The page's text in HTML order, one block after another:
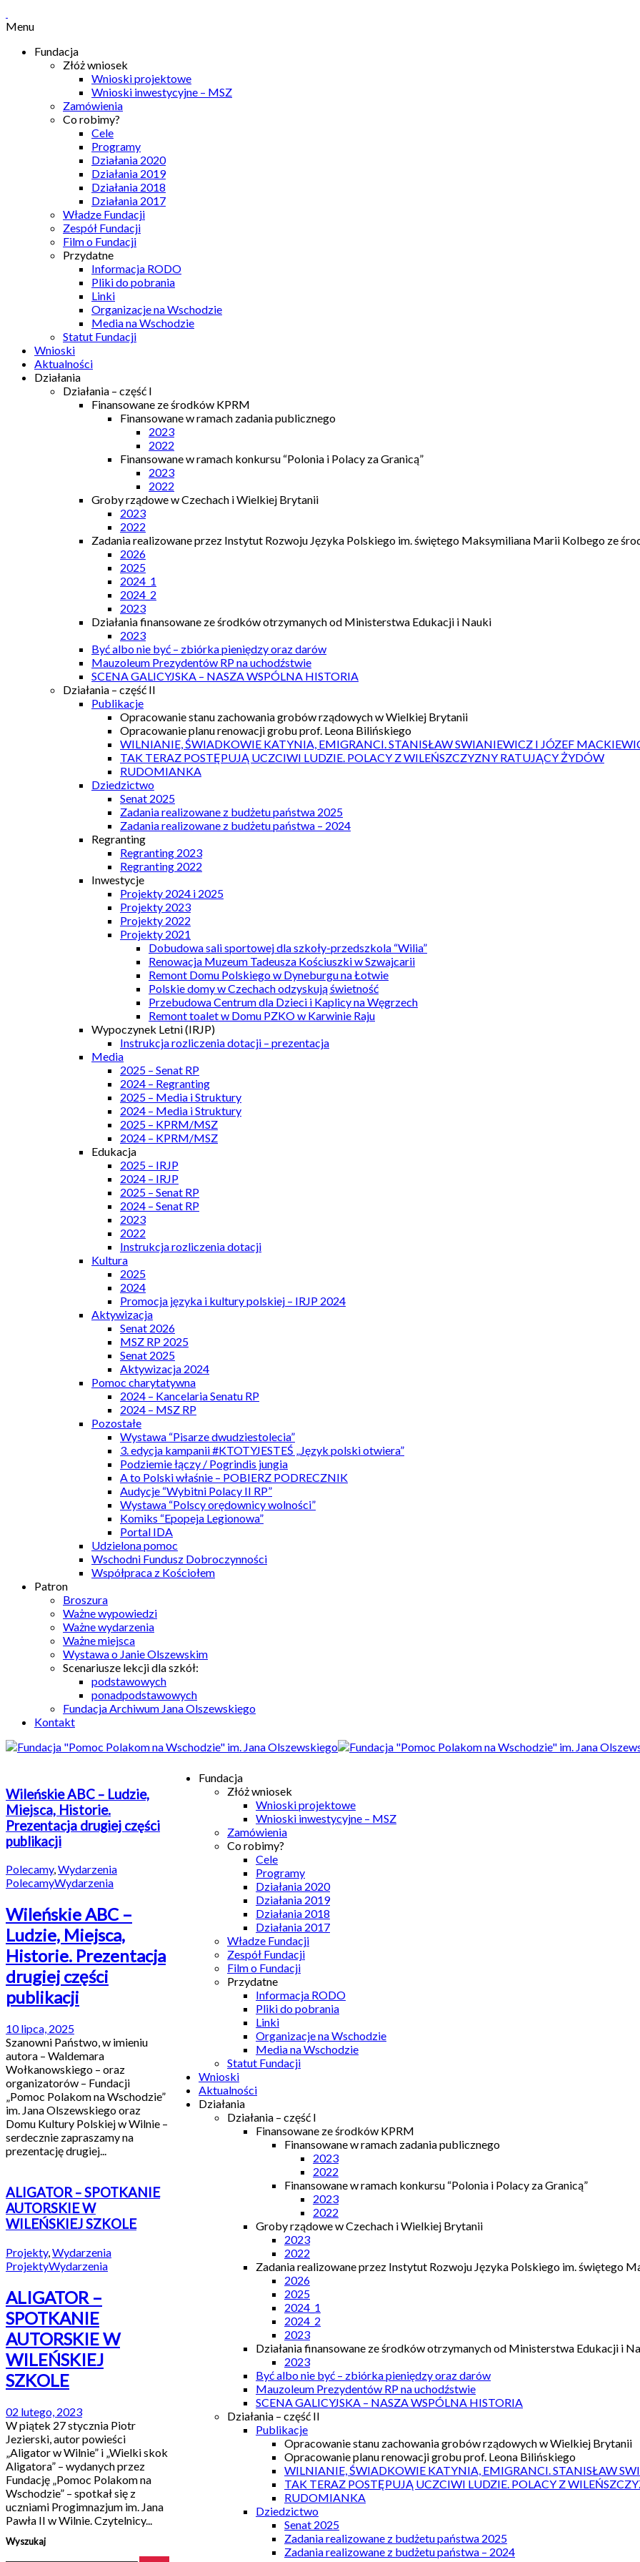
Menu
Fundacja
Złóż wniosek
Wnioski projektowe
Wnioski inwestycyjne – MSZ
Zamówienia
Co robimy?
Cele
Programy
Działania 2020
Działania 2019
Działania 2018
Działania 2017
Władze Fundacji
Zespół Fundacji
Film o Fundacji
Przydatne
Informacja RODO
Pliki do pobrania
Linki
Organizacje na Wschodzie
Media na Wschodzie
Statut Fundacji
Wnioski
Aktualności
Działania
Działania – część I
Finansowane ze środków KPRM
Finansowane w ramach zadania publicznego
2023
2022
Finansowane w ramach konkursu “Polonia i Polacy za Granicą”
2023
2022
Groby rządowe w Czechach i Wielkiej Brytanii
2023
2022
Zadania realizowane przez Instytut Rozwoju Języka Polskiego im. świętego Maksymiliana Marii Kolbego ze
2026
2025
2024_1
2024_2
2023
Działania finansowane ze środków otrzymanych od Ministerstwa Edukacji i Nauki
2023
Być albo nie być – zbiórka pieniędzy oraz darów
Mauzoleum Prezydentów RP na uchodźstwie
SCENA GALICYJSKA – NASZA WSPÓLNA HISTORIA
Działania – część II
Publikacje
Opracowanie stanu zachowania grobów rządowych w Wielkiej Brytanii
Opracowanie planu renowacji grobu prof. Leona Bilińskiego
WILNIANIE, ŚWIADKOWIE KATYNIA, EMIGRANCI. STANISŁAW SWIANIEWICZ I JÓZEF
TAK TERAZ POSTĘPUJĄ UCZCIWI LUDZIE. POLACY Z WILEŃSZCZYZNY RATUJĄCY ŻYDÓW
RUDOMIANKA
Dziedzictwo
Senat 2025
Zadania realizowane z budżetu państwa 2025
Zadania realizowane z budżetu państwa – 2024
Regranting
Regranting 2023
Regranting 2022
Inwestycje
Projekty 2024 i 2025
Projekty 2023
Projekty 2022
Projekty 2021
Dobudowa sali sportowej dla szkoły-przedszkola “Wilia”
Renowacja Muzeum Tadeusza Kościuszki w Szwajcarii
Remont Domu Polskiego w Dyneburgu na Łotwie
Polskie domy w Czechach odzyskują świetność
Przebudowa Centrum dla Dzieci i Kaplicy na Węgrzech
Remont toalet w Domu PZKO w Karwinie Raju
Wypoczynek Letni (IRJP)
Instrukcja rozliczenia dotacji – prezentacja
Media
2025 – Senat RP
2024 – Regranting
2025 – Media i Struktury
2024 – Media i Struktury
2025 – KPRM/MSZ
2024 – KPRM/MSZ
Edukacja
2025 – IRJP
2024 – IRJP
2025 – Senat RP
2024 – Senat RP
2023
2022
Instrukcja rozliczenia dotacji
Kultura
2025
2024
Promocja języka i kultury polskiej – IRJP 2024
Aktywizacja
Senat 2026
MSZ RP 2025
Senat 2025
Aktywizacja 2024
Pomoc charytatywna
2024 – Kancelaria Senatu RP
2024 – MSZ RP
Pozostałe
Wystawa “Pisarze dwudziestolecia”
3. edycja kampanii #KTOTYJESTEŚ „Język polski otwiera”
Podziemie łączy / Pogrindis jungia
A to Polski właśnie – POBIERZ PODRECZNIK
Audycje “Wybitni Polacy II RP”
Wystawa “Polscy orędownicy wolności”
Komiks “Epopeja Legionowa”
Portal IDA
Udzielona pomoc
Wschodni Fundusz Dobroczynności
Współpraca z Kościołem
Patron
Broszura
Ważne wypowiedzi
Ważne wydarzenia
Ważne miejsca
Wystawa o Janie Olszewskim
Scenariusze lekcji dla szkół:
podstawowych
ponadpodstawowych
Fundacja Archiwum Jana Olszewskiego
Kontakt
Fundacja
Złóż wniosek
Wnioski projektowe
Wnioski inwestycyjne – MSZ
Zamówienia
Co robimy?
Cele
Programy
Działania 2020
Działania 2019
Działania 2018
Działania 2017
Władze Fundacji
Zespół Fundacji
Film o Fundacji
Przydatne
Informacja RODO
Pliki do pobrania
Linki
Organizacje na Wschodzie
Media na Wschodzie
Statut Fundacji
Wnioski
Aktualności
Działania
Działania – część I
Finansowane ze środków KPRM
Finansowane w ramach zadania publicznego
2023
2022
Finansowane w ramach konkursu “Polonia i Polacy za Granicą”
2023
2022
Groby rządowe w Czechach i Wielkiej Brytanii
2023
2022
Zadania realizowane przez Instytut Rozwoju Języka Polskiego im. świętego
2026
2025
2024_1
2024_2
2023
Działania finansowane ze środków otrzymanych od Ministerstwa Edukacji i
2023
Być albo nie być – zbiórka pieniędzy oraz darów
Mauzoleum Prezydentów RP na uchodźstwie
SCENA GALICYJSKA – NASZA WSPÓLNA HISTORIA
Działania – część II
Publikacje
Opracowanie stanu zachowania grobów rządowych w Wielkiej Brytanii
Opracowanie planu renowacji grobu prof. Leona Bilińskiego
WILNIANIE, ŚWIADKOWIE KATYNIA, EMIGRANCI. STANISŁAW
TAK TERAZ POSTĘPUJĄ UCZCIWI LUDZIE. POLACY Z
RUDOMIANKA
Dziedzictwo
Senat 2025
Zadania realizowane z budżetu państwa 2025
Zadania realizowane z budżetu państwa – 2024
Wileńskie ABC – Ludzie,
Miejsca, Historie.
Prezentacja drugiej części
publikacji
Polecamy,Wydarzenia
PolecamyWydarzenia
Wileńskie ABC –
Ludzie, Miejsca,
Historie. Prezentacja
drugiej części
publikacji
10 lipca, 2025
Szanowni Państwo, w imieniu
autora – Waldemara
Wołkanowskiego – oraz
organizatorów – Fundacji
„Pomoc Polakom na Wschodzie”
im. Jana Olszewskiego oraz
Domu Kultury Polskiej w Wilnie –
serdecznie zapraszamy na
prezentację drugiej...
ALIGATOR – SPOTKANIE
AUTORSKIE W
WILEŃSKIEJ SZKOLE
Projekty, Wydarzenia
ProjektyWydarzenia
ALIGATOR –
SPOTKANIE
AUTORSKIE W
WILEŃSKIEJ
SZKOLE
02 lutego, 2023
W piątek 27 stycznia Piotr
Jezierski, autor powieści
„Aligator w Wilnie” i „Wielki skok
Aligatora” – wydanych przez
Fundację „Pomoc Polakom na
Wschodzie” – spotkał się z
uczniami Progimnazjum im. Jana
Pawła II w Wilnie. Czytelnicy...
Wyszukaj